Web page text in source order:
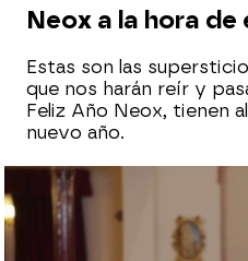
Neox a la hora
Estas son las
que nos harán reír y
Feliz Año Neox, tienen
nuevo año.